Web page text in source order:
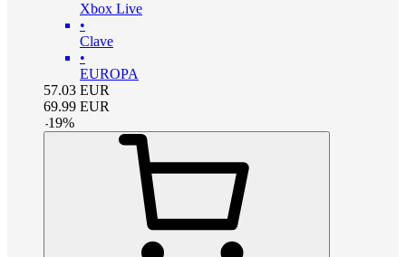
Xbox Live
•
Clave
•
EUROPA
57.03 EUR
69.99 EUR
-19%